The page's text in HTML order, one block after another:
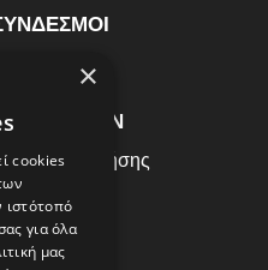
ΠΕΛΑΤΩΝ
- Όροι Χρήσης
×
cookies
ιστότοπό
για όλα
μας